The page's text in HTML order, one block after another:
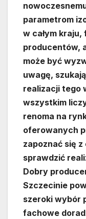
parametrom
w całym
producentów,
może być
uwagę,
realizacji tego
wszystkim
renoma na
oferowanych
zapoznać się
sprawdzić
Dobry
Szczecinie
szeroki wybór
fachowe